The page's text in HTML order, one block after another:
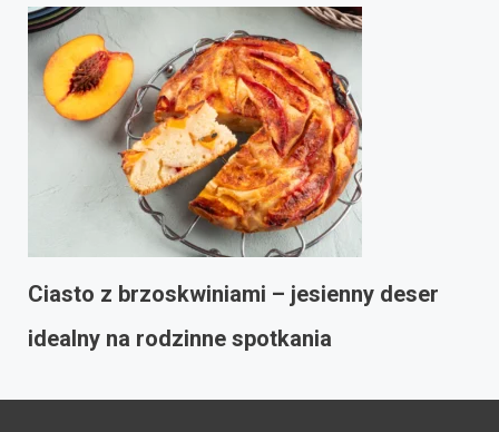
Ciasto z brzoskwiniami – jesienny deser
idealny na rodzinne spotkania